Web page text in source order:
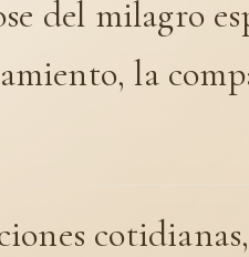
del milagro
la